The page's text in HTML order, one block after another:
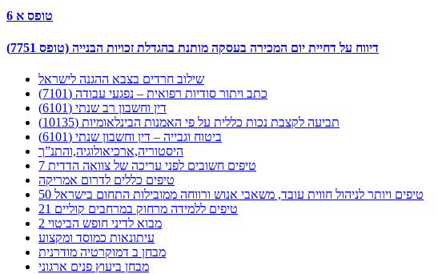
טופס א 6
דיווח על דחיית יום המכירה בעסקה מותנת בהגדלת זכויות הבנייה (טופס 7751)
שילוב חרדים בצבא ההגנה לישראל
כתב ויתור סודיות רפואית – נפגעי עבודה (7101)
דין וחשבון רב שנתי (6101)
תביעה לקצבת נכות כללית על פי האמנות הבינלאומיות (10135)
ביטוח וגבייה – דין וחשבון שנתי (6101)
היסטוריה,ארכיאולוגיה,והתנ”ך
7 טיפים חשובים לפני עריכה של צוואה הדדית
טיפים כללים לדרום אמריקה
50 טיפים ויותר לניהול חווית עובד, משאבי אנוש ורווחה ממובילות התחום בישראל
21 טיפים ללמידה מרחוק במרחבים קוליים
מבוא לדיני חופש הביטוי 2
עיתונאות כמוסד ומקצוע
מבחן ב דמוקרטיה מודרנית
מבחן ביעוץ פנים ארגוני